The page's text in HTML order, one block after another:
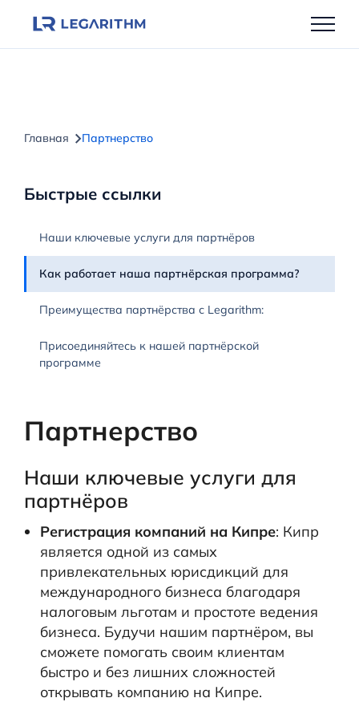
Главная Партнерство
Быстрые ссылки
Наши ключевые услуги для партнёров
Как работает наша партнёрская программа?
Преимущества партнёрства с Legarithm:
Присоединяйтесь к нашей партнёрской
программе
Партнерство
Наши ключевые услуги для
партнёров
Регистрация компаний на Кипре: Кипр
является одной из самых
привлекательных юрисдикций для
международного бизнеса благодаря
налоговым льготам и простоте ведения
бизнеса. Будучи нашим партнёром, вы
сможете помогать своим клиентам
быстро и без лишних сложностей
открывать компанию на Кипре.